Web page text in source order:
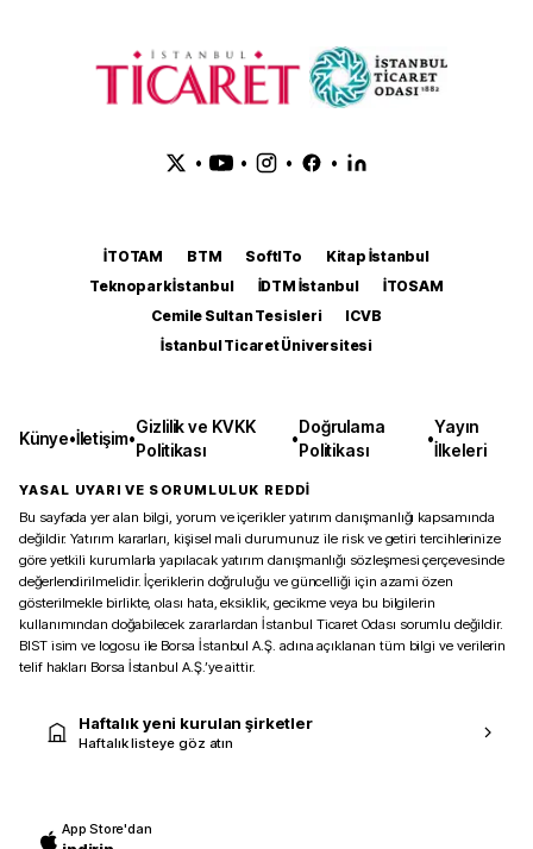
• • • •
İTOTAM BTM SoftITo
Kitap İstanbul
Teknopark İstanbul
İDTM İstanbul
İTOSAM
Cemile Sultan Tesisleri
ICVB
İstanbul Ticaret Üniversitesi
Künye•İletişim•
Gizlilik ve KVKK
Politikası
•
Doğrulama
Politikası
•
Yayın
İlkeleri
YASAL UYARI VE SORUMLULUK REDDİ
Bu sayfada yer alan bilgi, yorum ve içerikler yatırım danışmanlığı kapsamında
değildir. Yatırım kararları, kişisel mali durumunuz ile risk ve getiri tercihlerinize
göre yetkili kurumlarla yapılacak yatırım danışmanlığı sözleşmesi çerçevesinde
değerlendirilmelidir. İçeriklerin doğruluğu ve güncelliği için azami özen
gösterilmekle birlikte, olası hata, eksiklik, gecikme veya bu bilgilerin
kullanımından doğabilecek zararlardan İstanbul Ticaret Odası sorumlu değildir.
BIST isim ve logosu ile Borsa İstanbul A.Ş. adına açıklanan tüm bilgi ve verilerin
telif hakları Borsa İstanbul A.Ş.’ye aittir.
Haftalık yeni kurulan şirketler
Haftalık listeye göz atın
App Store'dan